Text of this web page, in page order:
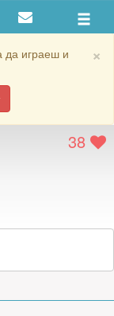
×
да играеш и
38